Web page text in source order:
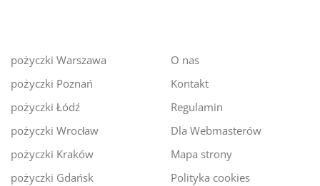
pożyczki Warszawa
pożyczki Poznań
pożyczki Łódź
pożyczki Wrocław
pożyczki Kraków
pożyczki Gdańsk
O nas
Kontakt
Regulamin
Dla Webmasterów
Mapa strony
Polityka cookies